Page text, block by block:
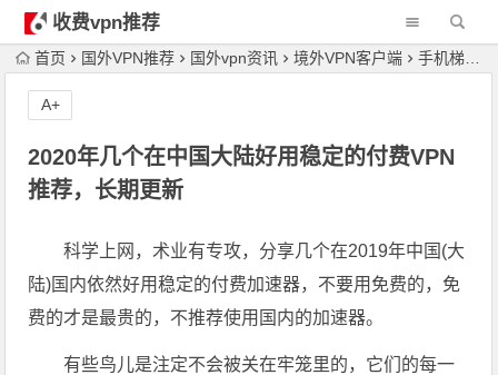
收费vpn推荐
首页 国外VPN推荐 国外vpn资讯 境外VPN客户端 手机梯子
2020年几个在中国大陆好用稳定的付费VPN
推荐，长期更新
A+
科学上网，术业有专攻，分享几个在2019年中国(大
陆)国内依然好用稳定的付费加速器，不要用免费的，免
费的才是最贵的，不推荐使用国内的加速器。
有些鸟儿是注定不会被关在牢笼里的，它们的每一